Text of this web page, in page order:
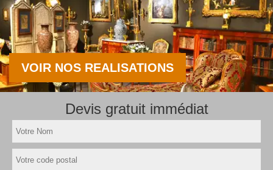
VOIR NOS REALISATIONS
Devis gratuit immédiat